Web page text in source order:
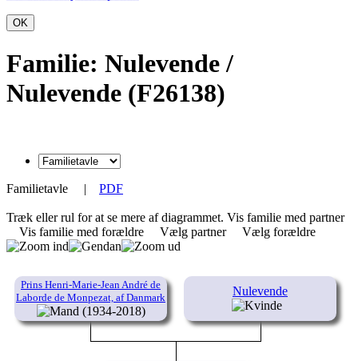
OK
Familie: Nulevende /
Nulevende (F26138)
Familietavle | PDF
Træk eller rul for at se mere af diagrammet. Vis familie med partner
Vis familie med forældre
Vælg partner Vælg forældre
Prins Henri-Marie-Jean André de
Laborde de Monpezat, af Danmark
(1934-2018)
Nulevende